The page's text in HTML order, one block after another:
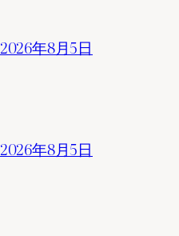
2026年8月5日
2026年8月5日